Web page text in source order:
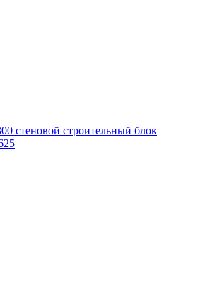
стеновой строительный блок